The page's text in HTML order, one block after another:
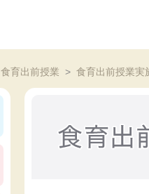
食育出前授業 > 食育出前授業実